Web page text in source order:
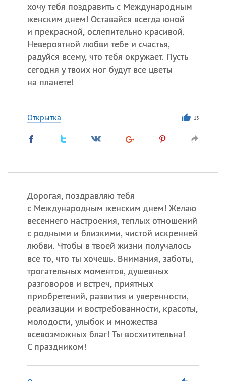
хочу тебя поздравить с Международным
женским днем! Оставайся всегда юной
и прекрасной, ослепительно красивой.
Невероятной любви тебе и счастья,
радуйся всему, что тебя окружает. Пусть
сегодня у твоих ног будут все цветы
на планете!
Открытка 13
Дорогая, поздравляю тебя
с Международным женским днем! Желаю
весеннего настроения, теплых отношений
с родными и близкими, чистой искренней
любви. Чтобы в твоей жизни получалось
всё то, что ты хочешь. Внимания, заботы,
трогательных моментов, душевных
разговоров и встреч, приятных
приобретений, развития и уверенности,
реализации и востребованности, красоты,
молодости, улыбок и множества
всевозможных благ! Ты восхитительна!
С праздником!